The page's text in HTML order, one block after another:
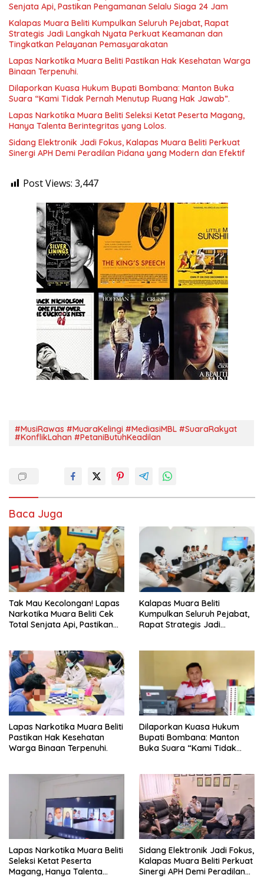
Senjata Api, Pastikan Pengamanan Selalu Siaga 24 Jam
Kalapas Muara Beliti Kumpulkan Seluruh Pejabat, Rapat
Strategis Jadi Langkah Nyata Perkuat Keamanan dan
Tingkatkan Pelayanan Pemasyarakatan
Lapas Narkotika Muara Beliti Pastikan Hak Kesehatan Warga
Binaan Terpenuhi.
Dilaporkan Kuasa Hukum Bupati Bombana: Manton Buka
Suara “Kami Tidak Pernah Menutup Ruang Hak Jawab”.
Lapas Narkotika Muara Beliti Seleksi Ketat Peserta Magang,
Hanya Talenta Berintegritas yang Lolos.
Sidang Elektronik Jadi Fokus, Kalapas Muara Beliti Perkuat
Sinergi APH Demi Peradilan Pidana yang Modern dan Efektif
Post Views: 3,447
#MusiRawas #MuaraKelingi #MediasiMBL #SuaraRakyat
#KonflikLahan #PetaniButuhKeadilan
Baca Juga
Tak Mau Kecolongan! Lapas
Narkotika Muara Beliti Cek
Total Senjata Api, Pastikan
Kalapas Muara Beliti
Kumpulkan Seluruh Pejabat,
Rapat Strategis Jadi
Lapas Narkotika Muara Beliti
Pastikan Hak Kesehatan
Warga Binaan Terpenuhi.
Dilaporkan Kuasa Hukum
Bupati Bombana: Manton
Buka Suara “Kami Tidak
Lapas Narkotika Muara Beliti
Seleksi Ketat Peserta
Magang, Hanya Talenta
Sidang Elektronik Jadi Fokus,
Kalapas Muara Beliti Perkuat
Sinergi APH Demi Peradilan